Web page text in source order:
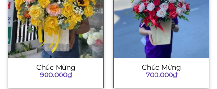
Chúc Mừng
900.000₫
Chúc Mừng
700.000₫